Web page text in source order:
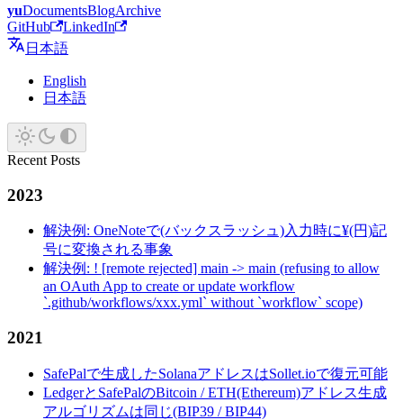
yuDocumentsBlogArchive
GitHub
LinkedIn
日本語
English
日本語
Recent Posts
2023
解決例: OneNoteで(バックスラッシュ)入力時に¥(円)記
号に変換される事象
解決例: ! [remote rejected] main -> main (refusing to allow
an OAuth App to create or update workflow
`.github/workflows/xxx.yml` without `workflow` scope)
2021
SafePalで生成したSolanaアドレスはSollet.ioで復元可能
LedgerとSafePalのBitcoin / ETH(Ethereum)アドレス生成
アルゴリズムは同じ(BIP39 / BIP44)